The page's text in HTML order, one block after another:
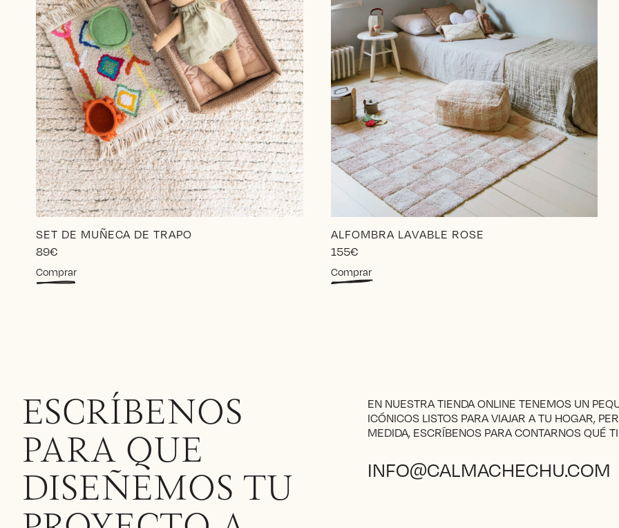
SET DE MUÑECA DE TRAPO
89€
Comprar
ALFOMBRA LAVABLE ROSE
155€
Comprar
ESCRÍBENOS
PARA QUE
DISEÑEMOS TU
EN NUESTRA TIENDA ONLINE TENEMOS UN
ICÓNICOS LISTOS PARA VIAJAR A TU HOGAR,
MEDIDA, ESCRÍBENOS PARA CONTARNOS QUÉ
INFO@CALMACHECHU.COM